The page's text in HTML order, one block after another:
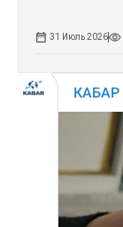
31 Июль 2026